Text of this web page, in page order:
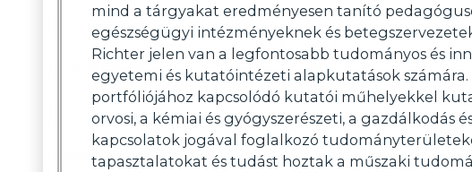
mind a tárgyakat eredményesen tanító
egészségügyi intézményeknek és
Richter jelen van a legfontosabb tudományos és
egyetemi és kutatóintézeti alapkutatások
portfóliójához kapcsolódó kutatói műhelyekkel
orvosi, a kémiai és gyógyszerészeti, a
kapcsolatok jogával foglalkozó
tapasztalatokat és tudást hoztak a műszaki